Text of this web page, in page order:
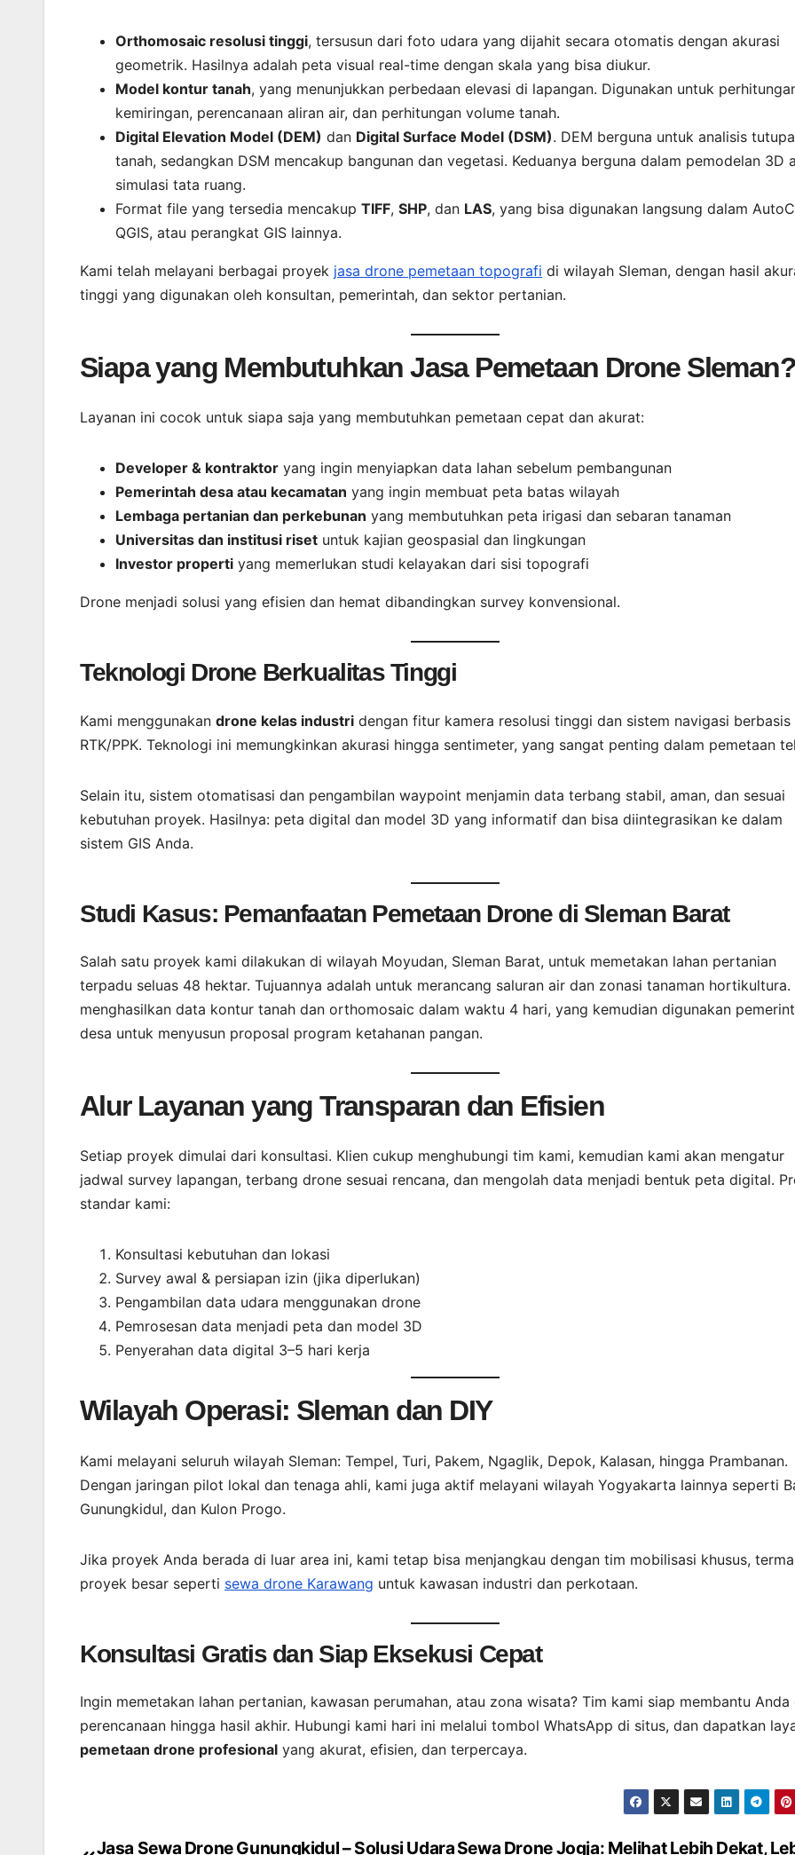
Orthomosaic resolusi tinggi, tersusun dari foto udara yang dijahit secara otomatis dengan akurasi
geometrik. Hasilnya adalah peta visual real-time dengan skala yang bisa diukur.
Model kontur tanah, yang menunjukkan perbedaan elevasi di lapangan. Digunakan untuk
kemiringan, perencanaan aliran air, dan perhitungan volume tanah.
Digital Elevation Model (DEM) dan Digital Surface Model (DSM). DEM berguna untuk analisis
tanah, sedangkan DSM mencakup bangunan dan vegetasi. Keduanya berguna dalam pemodelan 3D
simulasi tata ruang.
Format file yang tersedia mencakup TIFF, SHP, dan LAS, yang bisa digunakan langsung dalam
QGIS, atau perangkat GIS lainnya.
Kami telah melayani berbagai proyek jasa drone pemetaan topografi di wilayah Sleman, dengan hasil
tinggi yang digunakan oleh konsultan, pemerintah, dan sektor pertanian.
Siapa yang Membutuhkan Jasa Pemetaan Drone Sleman?
Layanan ini cocok untuk siapa saja yang membutuhkan pemetaan cepat dan akurat:
Developer & kontraktor yang ingin menyiapkan data lahan sebelum pembangunan
Pemerintah desa atau kecamatan yang ingin membuat peta batas wilayah
Lembaga pertanian dan perkebunan yang membutuhkan peta irigasi dan sebaran tanaman
Universitas dan institusi riset untuk kajian geospasial dan lingkungan
Investor properti yang memerlukan studi kelayakan dari sisi topografi
Drone menjadi solusi yang efisien dan hemat dibandingkan survey konvensional.
Teknologi Drone Berkualitas Tinggi
Kami menggunakan drone kelas industri dengan fitur kamera resolusi tinggi dan sistem navigasi berbasis
RTK/PPK. Teknologi ini memungkinkan akurasi hingga sentimeter, yang sangat penting dalam pemetaan
Selain itu, sistem otomatisasi dan pengambilan waypoint menjamin data terbang stabil, aman, dan sesuai
kebutuhan proyek. Hasilnya: peta digital dan model 3D yang informatif dan bisa diintegrasikan ke dalam
sistem GIS Anda.
Studi Kasus: Pemanfaatan Pemetaan Drone di Sleman Barat
Salah satu proyek kami dilakukan di wilayah Moyudan, Sleman Barat, untuk memetakan lahan pertanian
terpadu seluas 48 hektar. Tujuannya adalah untuk merancang saluran air dan zonasi tanaman hortikultura.
menghasilkan data kontur tanah dan orthomosaic dalam waktu 4 hari, yang kemudian digunakan
desa untuk menyusun proposal program ketahanan pangan.
Alur Layanan yang Transparan dan Efisien
Setiap proyek dimulai dari konsultasi. Klien cukup menghubungi tim kami, kemudian kami akan mengatur
jadwal survey lapangan, terbang drone sesuai rencana, dan mengolah data menjadi bentuk peta digital.
standar kami:
Konsultasi kebutuhan dan lokasi
Survey awal & persiapan izin (jika diperlukan)
Pengambilan data udara menggunakan drone
Pemrosesan data menjadi peta dan model 3D
Penyerahan data digital 3–5 hari kerja
Wilayah Operasi: Sleman dan DIY
Kami melayani seluruh wilayah Sleman: Tempel, Turi, Pakem, Ngaglik, Depok, Kalasan, hingga Prambanan.
Dengan jaringan pilot lokal dan tenaga ahli, kami juga aktif melayani wilayah Yogyakarta lainnya seperti
Gunungkidul, dan Kulon Progo.
Jika proyek Anda berada di luar area ini, kami tetap bisa menjangkau dengan tim mobilisasi khusus,
proyek besar seperti sewa drone Karawang untuk kawasan industri dan perkotaan.
Konsultasi Gratis dan Siap Eksekusi Cepat
Ingin memetakan lahan pertanian, kawasan perumahan, atau zona wisata? Tim kami siap membantu Anda
perencanaan hingga hasil akhir. Hubungi kami hari ini melalui tombol WhatsApp di situs, dan dapatkan
pemetaan drone profesional yang akurat, efisien, dan terpercaya.
Sewa Drone Jogja: Melihat Lebih Dekat,
Jasa Sewa Drone Gunungkidul – Solusi Udara